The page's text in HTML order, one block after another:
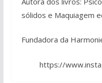
sólidos e Maquiagem
Fundadora da
https://